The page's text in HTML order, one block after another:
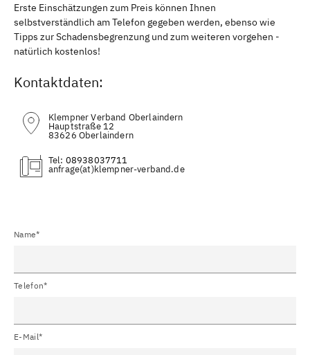
Erste Einschätzungen zum Preis können Ihnen
selbstverständlich am Telefon gegeben werden, ebenso wie
Tipps zur Schadensbegrenzung und zum weiteren vorgehen -
natürlich kostenlos!
Kontaktdaten:
Klempner Verband Oberlaindern
Hauptstraße 12
83626 Oberlaindern
Tel: 08938037711
(at)
Name*
Telefon*
E-Mail*